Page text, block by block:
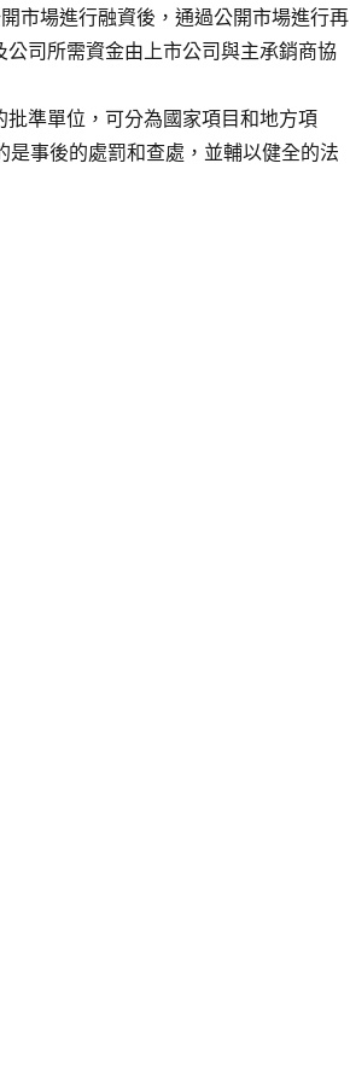
市場進行融資後，通過公開市場進行再
司所需資金由上市公司與主承銷商協
準單位，可分為國家項目和地方項
事後的處罰和查處，並輔以健全的法